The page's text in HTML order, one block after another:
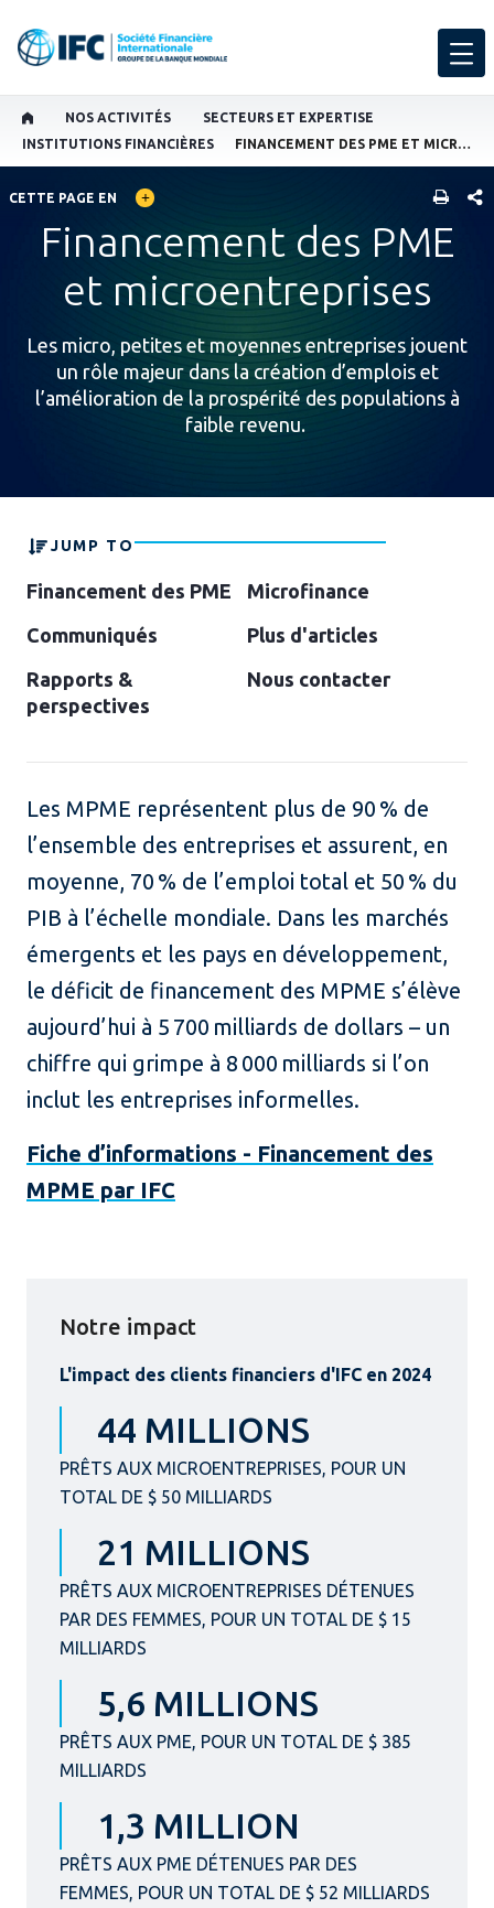
NOS ACTIVITÉS
SECTEURS ET EXPERTISE
INSTITUTIONS FINANCIÈRES
GLOBAL LANGUAGE TOGGLER
CETTE PAGE EN
Financement des PME
et microentreprises
Les micro, petites et moyennes entreprises jouent
un rôle majeur dans la création d’emplois et
l’amélioration de la prospérité des populations à
faible revenu.
JUMP TO
Financement des PME
Microfinance
Communiqués
Plus d'articles
Rapports &
perspectives
Nous contacter
Les MPME représentent plus de 90 % de
l’ensemble des entreprises et assurent, en
moyenne, 70 % de l’emploi total et 50 % du
PIB à l’échelle mondiale. Dans les marchés
émergents et les pays en développement,
le déficit de financement des MPME s’élève
aujourd’hui à 5 700 milliards de dollars – un
chiffre qui grimpe à 8 000 milliards si l’on
inclut les entreprises informelles.
Fiche d’informations - Financement des
MPME par IFC
Notre impact
L'impact des clients financiers d'IFC en 2024
44 MILLIONS
PRÊTS AUX MICROENTREPRISES, POUR UN
TOTAL DE $ 50 MILLIARDS
21 MILLIONS
PRÊTS AUX MICROENTREPRISES DÉTENUES
PAR DES FEMMES, POUR UN TOTAL DE $ 15
MILLIARDS
5,6 MILLIONS
PRÊTS AUX PME, POUR UN TOTAL DE $ 385
MILLIARDS
1,3 MILLION
PRÊTS AUX PME DÉTENUES PAR DES
FEMMES, POUR UN TOTAL DE $ 52 MILLIARDS